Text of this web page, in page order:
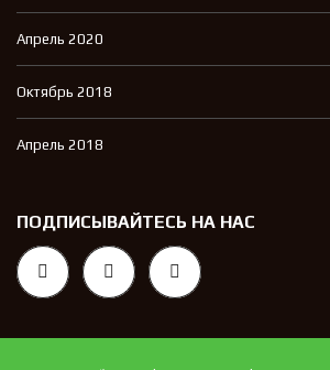
Апрель 2020
Октябрь 2018
Апрель 2018
ПОДПИСЫВАЙТЕСЬ НА НАС